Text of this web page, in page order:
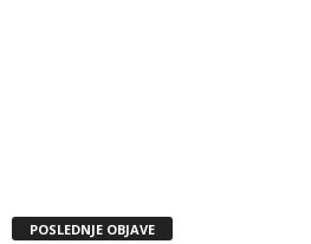
POSLEDNJE OBJAVE